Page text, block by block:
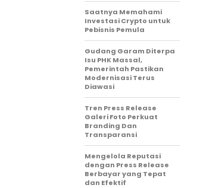
Saatnya Memahami
Investasi Crypto untuk
Pebisnis Pemula
Gudang Garam Diterpa
Isu PHK Massal,
Pemerintah Pastikan
Modernisasi Terus
Diawasi
Tren Press Release
Galeri Foto Perkuat
Branding Dan
Transparansi
Mengelola Reputasi
dengan Press Release
Berbayar yang Tepat
dan Efektif